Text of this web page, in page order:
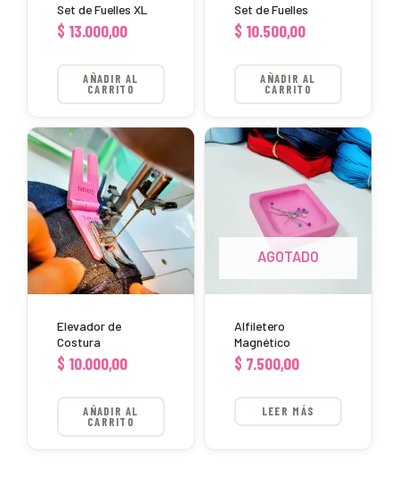
Set de Fuelles XL
$ 13.000,00
AÑADIR AL
CARRITO
Set de Fuelles
$ 10.500,00
AÑADIR AL
CARRITO
Elevador de
Costura
$ 10.000,00
AÑADIR AL
CARRITO
AGOTADO
Alfiletero
Magnético
$ 7.500,00
LEER MÁS